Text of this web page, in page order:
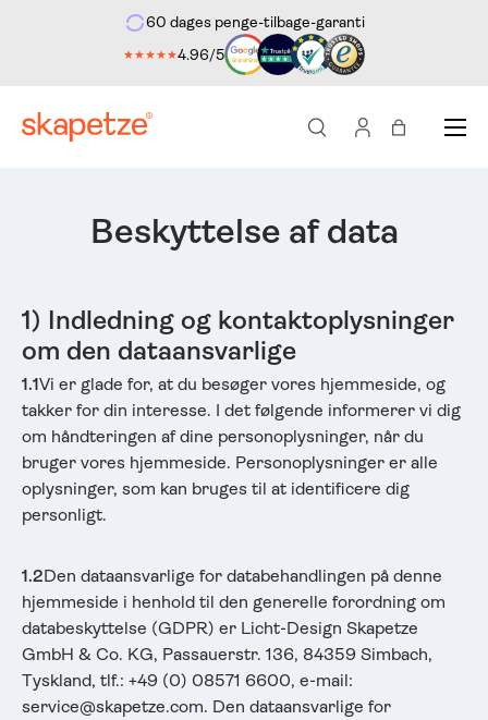
til indholdet 60 dages penge-tilbage-garanti
★★★★★4.96/5
Søg
Log ind
Menu
Beskyttelse af data
1) Indledning og kontaktoplysninger
om den dataansvarlige
1.1Vi er glade for, at du besøger vores hjemmeside, og
takker for din interesse. I det følgende informerer vi dig
om håndteringen af dine personoplysninger, når du
bruger vores hjemmeside. Personoplysninger er alle
oplysninger, som kan bruges til at identificere dig
personligt.
1.2Den dataansvarlige for databehandlingen på denne
hjemmeside i henhold til den generelle forordning om
databeskyttelse (GDPR) er Licht-Design Skapetze
GmbH & Co. KG, Passauerstr. 136, 84359 Simbach,
Tyskland, tlf.: +49 (0) 08571 6600, e-mail:
service@skapetze.com. Den dataansvarlige for